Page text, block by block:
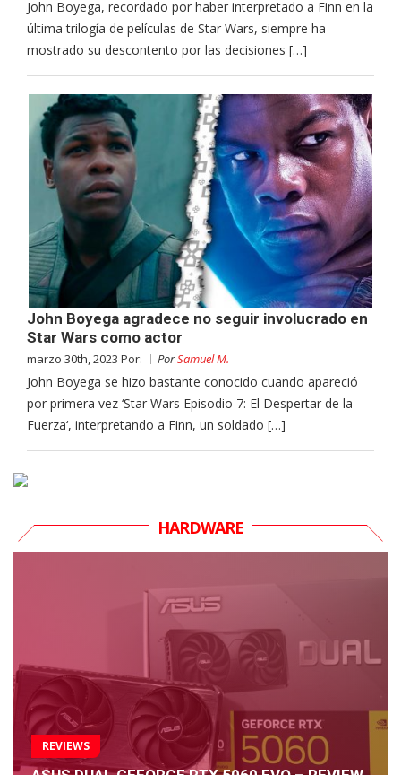
John Boyega, recordado por haber interpretado a Finn en la
última trilogía de películas de Star Wars, siempre ha
mostrado su descontento por las decisiones […]
John Boyega agradece no seguir involucrado en
Star Wars como actor
marzo 30th, 2023 Por: PorSamuel M.
John Boyega se hizo bastante conocido cuando apareció
por primera vez ‘Star Wars Episodio 7: El Despertar de la
Fuerza‘, interpretando a Finn, un soldado […]
HARDWARE
REVIEWS